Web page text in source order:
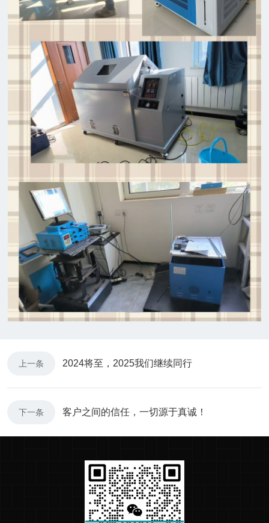
上一条 2024将至，2025我们继续同行
下一条 客户之间的信任，一切源于真诚！